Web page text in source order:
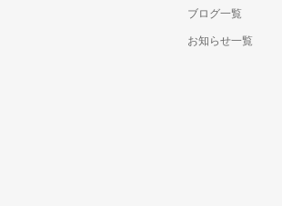
ブログ一覧
お知らせ一覧